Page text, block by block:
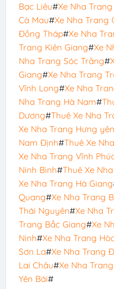
Bạc Liêu#Xe Nha
Cà Mau#Xe Nha Trang
Đồng Tháp#Xe Nha
Trang Kiên Giang#Xe
Nha Trang Sóc Trăng#
Giang#Xe Nha Trang
Vĩnh Long#Xe Nha
Nha Trang Hà Nam#
Dương#Thuê Xe Nha
Xe Nha Trang Hưng yên
Nam Định#Thuê Xe
Xe Nha Trang Vĩnh
Ninh Bình#Thuê Xe
Xe Nha Trang Hà Giang
Quang#Xe Nha Trang
Thái Nguyên#Xe Nha
Trang Bắc Giang#Xe
Ninh#Xe Nha Trang
Sơn La#Xe Nha Trang
Lai Châu#Xe Nha
Yên Bái#